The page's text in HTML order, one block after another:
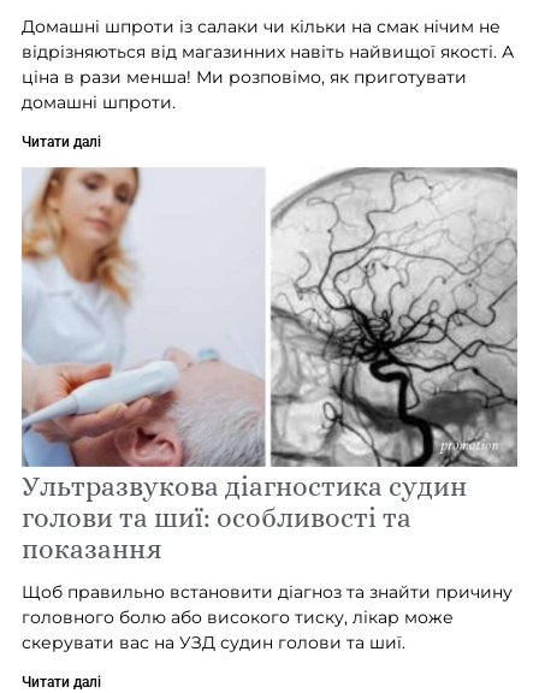
Домашні шпроти із салаки чи кільки на смак нічим не
відрізняються від магазинних навіть найвищої якості. А
ціна в рази менша! Ми розповімо, як приготувати
домашні шпроти.
Читати далі
Ультразвукова діагностика судин
голови та шиї: особливості та
показання
Щоб правильно встановити діагноз та знайти причину
головного болю або високого тиску, лікар може
скерувати вас на УЗД судин голови та шиї.
Читати далі